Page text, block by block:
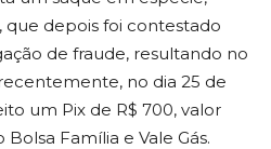
que depois foi contestado
de fraude, resultando no
no dia 25 de
um Pix de R$ 700, valor
Família e Vale Gás.